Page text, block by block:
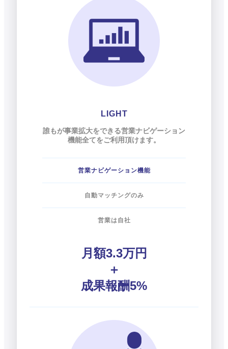
LIGHT
誰もが事業拡大をできる営業ナビゲーション
機能全てをご利用頂けます。
営業ナビゲーション機能
自動マッチングのみ
営業は自社
月額3.3万円
＋
成果報酬5%